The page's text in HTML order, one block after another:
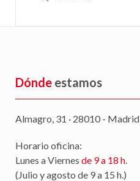
Dónde estamos
Almagro, 31 · 28010 - Madrid
Horario oficina:
Lunes a Viernes de 9 a 18 h
(Julio y agosto de 9 a 15 h.)